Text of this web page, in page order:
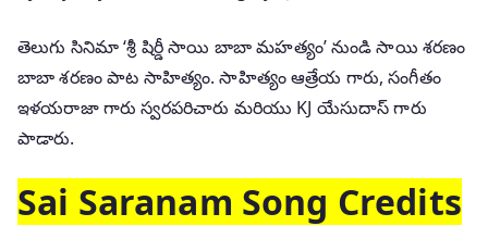
తెలుగు సినిమా ‘శ్రీ షిర్డీ సాయి బాబా మహత్యం’ నుండి సాయి శరణం
బాబా శరణం పాట సాహిత్యం. సాహిత్యం ఆత్రేయ గారు, సంగీతం
ఇళయరాజా గారు స్వరపరిచారు మరియు KJ యేసుదాస్ గారు
పాడారు.
Sai Saranam Song Credits